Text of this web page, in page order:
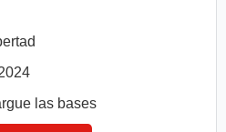
las bases